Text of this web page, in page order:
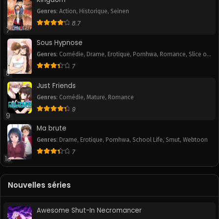
Chapitre 27
August 1, 2026 August 1, 2026
August 1, 2026
Chapitre 23
August 1, 2026
Chapitre 21
August 1, 2026
Chapitre 20
Chapitre 19
August 1, 2026 May 18, 2025
Chapitre 17
May 18, 2025 May 18, 2025
Chapitre 15
May 18, 2025 May 18, 2025
7
Genres: Action, Historique, Seinen
8.7
8
Sous Hypnose
Genres: Comédie, Drame, Erotique, Pornhwa, Romance, Slice of
Life,Smut 7
9
Just Friends
Genres: Comédie, Mature, Romance
9
10
Ma brute
Genres: Drame, Erotique, Pornhwa, School Life, Smut, Webtoon
7
Nouvelles séries
Awesome Shut-In Necromancer